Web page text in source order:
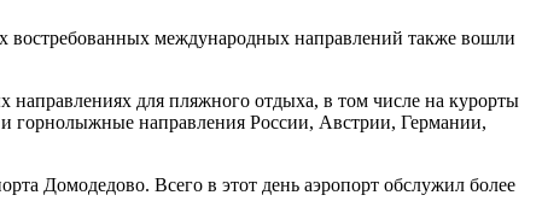
международных направлений также вошли
для пляжного отдыха, в том числе на курорты
горнолыжные направления России, Австрии, Германии,
Домодедово. Всего в этот день аэропорт обслужил более